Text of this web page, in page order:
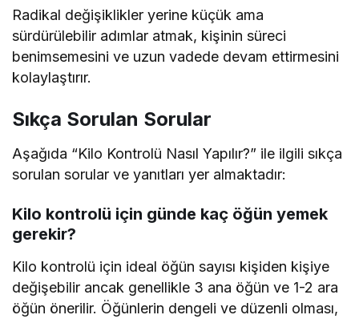
Radikal değişiklikler yerine küçük ama
sürdürülebilir adımlar atmak, kişinin süreci
benimsemesini ve uzun vadede devam ettirmesini
kolaylaştırır.
Sıkça Sorulan Sorular
Aşağıda “Kilo Kontrolü Nasıl Yapılır?” ile ilgili sıkça
sorulan sorular ve yanıtları yer almaktadır:
Kilo kontrolü için günde kaç öğün yemek
gerekir?
Kilo kontrolü için ideal öğün sayısı kişiden kişiye
değişebilir ancak genellikle 3 ana öğün ve 1-2 ara
öğün önerilir. Öğünlerin dengeli ve düzenli olması,